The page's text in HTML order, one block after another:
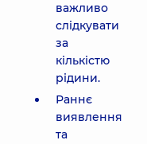
важливо
слідкувати
за
кількістю
рідини.
Раннє
виявлення
та